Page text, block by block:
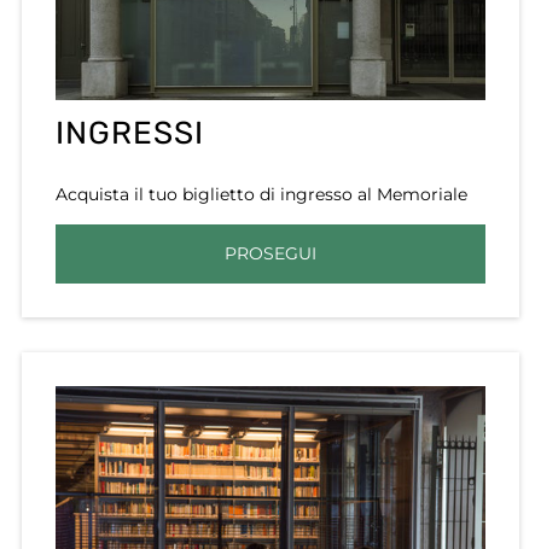
INGRESSI
Acquista il tuo biglietto di ingresso al Memoriale
PROSEGUI